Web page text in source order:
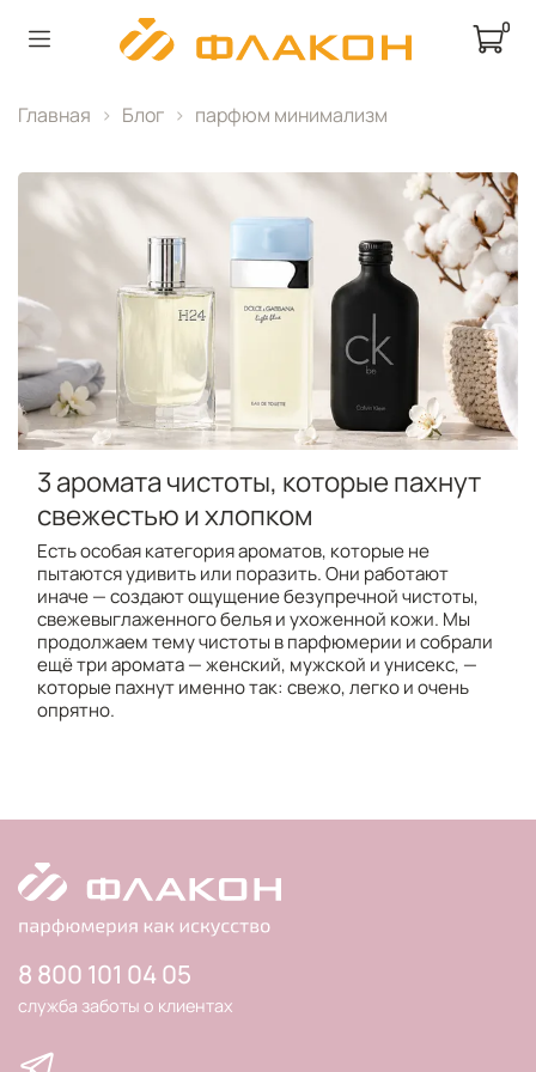
0
Главная Блог парфюм минимализм
3 аромата чистоты, которые пахнут
свежестью и хлопком
Есть особая категория ароматов, которые не
пытаются удивить или поразить. Они работают
иначе — создают ощущение безупречной чистоты,
свежевыглаженного белья и ухоженной кожи. Мы
продолжаем тему чистоты в парфюмерии и собрали
ещё три аромата — женский, мужской и унисекс, —
которые пахнут именно так: свежо, легко и очень
опрятно.
8 800 101 04 05
служба заботы о клиентах